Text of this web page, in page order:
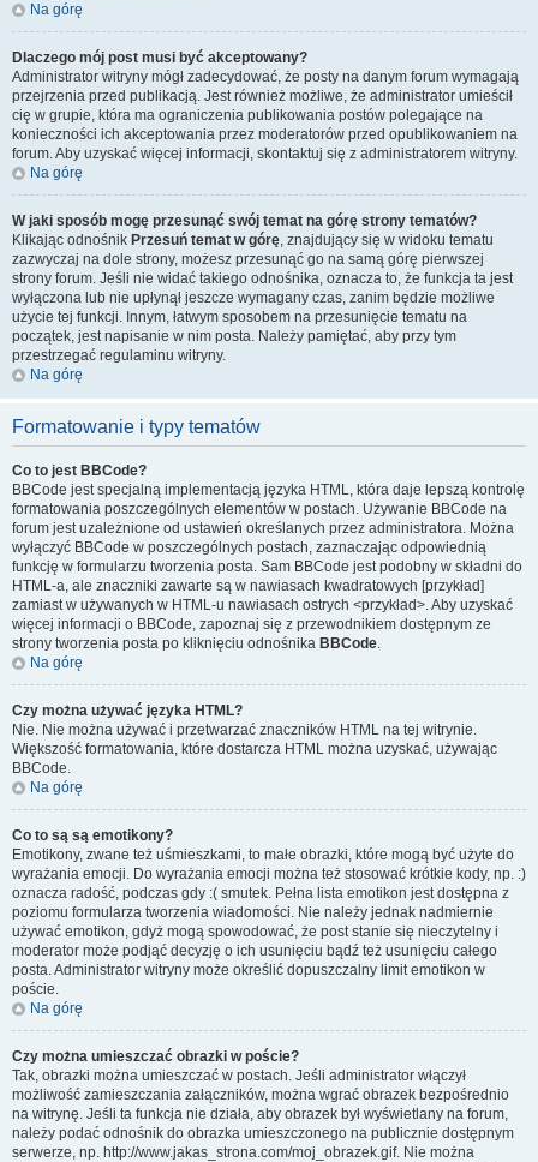
Na górę
Dlaczego mój post musi być akceptowany?
Administrator witryny mógł zadecydować, że posty na danym forum wymagają
przejrzenia przed publikacją. Jest również możliwe, że administrator umieścił
cię w grupie, która ma ograniczenia publikowania postów polegające na
konieczności ich akceptowania przez moderatorów przed opublikowaniem na
forum. Aby uzyskać więcej informacji, skontaktuj się z administratorem witryny.
Na górę
W jaki sposób mogę przesunąć swój temat na górę strony tematów?
Klikając odnośnik Przesuń temat w górę, znajdujący się w widoku tematu
zazwyczaj na dole strony, możesz przesunąć go na samą górę pierwszej
strony forum. Jeśli nie widać takiego odnośnika, oznacza to, że funkcja ta jest
wyłączona lub nie upłynął jeszcze wymagany czas, zanim będzie możliwe
użycie tej funkcji. Innym, łatwym sposobem na przesunięcie tematu na
początek, jest napisanie w nim posta. Należy pamiętać, aby przy tym
przestrzegać regulaminu witryny.
Na górę
Formatowanie i typy tematów
Co to jest BBCode?
BBCode jest specjalną implementacją języka HTML, która daje lepszą kontrolę
formatowania poszczególnych elementów w postach. Używanie BBCode na
forum jest uzależnione od ustawień określanych przez administratora. Można
wyłączyć BBCode w poszczególnych postach, zaznaczając odpowiednią
funkcję w formularzu tworzenia posta. Sam BBCode jest podobny w składni do
HTML-a, ale znaczniki zawarte są w nawiasach kwadratowych [przykład]
zamiast w używanych w HTML-u nawiasach ostrych <przykład>. Aby uzyskać
więcej informacji o BBCode, zapoznaj się z przewodnikiem dostępnym ze
strony tworzenia posta po kliknięciu odnośnika BBCode.
Na górę
Czy można używać języka HTML?
Nie. Nie można używać i przetwarzać znaczników HTML na tej witrynie.
Większość formatowania, które dostarcza HTML można uzyskać, używając
BBCode.
Na górę
Co to są są emotikony?
Emotikony, zwane też uśmieszkami, to małe obrazki, które mogą być użyte do
wyrażania emocji. Do wyrażania emocji można też stosować krótkie kody, np. :)
oznacza radość, podczas gdy :( smutek. Pełna lista emotikon jest dostępna z
poziomu formularza tworzenia wiadomości. Nie należy jednak nadmiernie
używać emotikon, gdyż mogą spowodować, że post stanie się nieczytelny i
moderator może podjąć decyzję o ich usunięciu bądź też usunięciu całego
posta. Administrator witryny może określić dopuszczalny limit emotikon w
poście.
Na górę
Czy można umieszczać obrazki w poście?
Tak, obrazki można umieszczać w postach. Jeśli administrator włączył
możliwość zamieszczania załączników, można wgrać obrazek bezpośrednio
na witrynę. Jeśli ta funkcja nie działa, aby obrazek był wyświetlany na forum,
należy podać odnośnik do obrazka umieszczonego na publicznie dostępnym
serwerze, np. http://www.jakas_strona.com/moj_obrazek.gif. Nie można